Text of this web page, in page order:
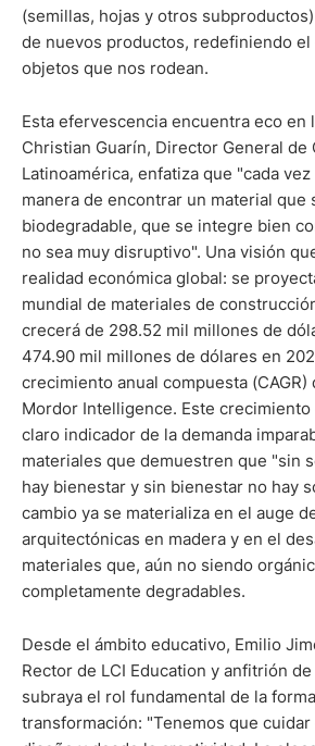
(semillas, hojas y otros
de nuevos productos, redefiniendo el
objetos que nos rodean.
Esta efervescencia encuentra eco en
Christian Guarín, Director General de
Latinoamérica, enfatiza que "cada
manera de encontrar un material que
biodegradable, que se integre bien
no sea muy disruptivo". Una visión
realidad económica global: se
mundial de materiales de
crecerá de 298.52 mil millones de
474.90 mil millones de dólares en
crecimiento anual compuesta (CAGR)
Mordor Intelligence. Este
claro indicador de la demanda
materiales que demuestren que "sin
hay bienestar y sin bienestar no hay
cambio ya se materializa en el auge
arquitectónicas en madera y en el
materiales que, aún no siendo
completamente degradables.
Desde el ámbito educativo, Emilio
Rector de LCI Education y anfitrión
subraya el rol fundamental de la
transformación: "Tenemos que